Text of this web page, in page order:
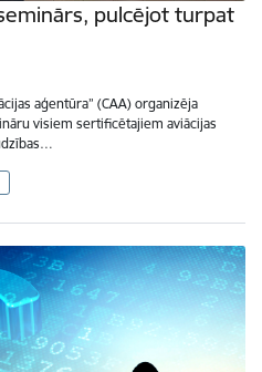
pulcējot turpat
aģentūra” (CAA) organizēja
visiem sertificētajiem aviācijas